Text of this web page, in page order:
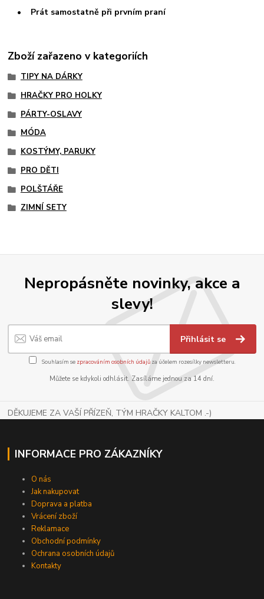
• Prát samostatně při prvním praní
Zboží zařazeno v kategoriích
TIPY NA DÁRKY
HRAČKY PRO HOLKY
PÁRTY-OSLAVY
MÓDA
KOSTÝMY, PARUKY
PRO DĚTI
POLŠTÁŘE
ZIMNÍ SETY
Nepropásněte novinky, akce a
slevy!
Přihlásit se
Souhlasím se zpracováním osobních údajůza účelem rozesílky newsletteru.
Můžete se kdykoli odhlásit. Zasíláme jednou za 14 dní.
DĚKUJEME ZA VAŠÍ PŘÍZEŇ, TÝM HRAČKY KALTOM .-)
INFORMACE PRO ZÁKAZNÍKY
O nás
Jak nakupovat
Doprava a platba
Vrácení zboží
Reklamace
Obchodní podmínky
Ochrana osobních údajů
Kontakty